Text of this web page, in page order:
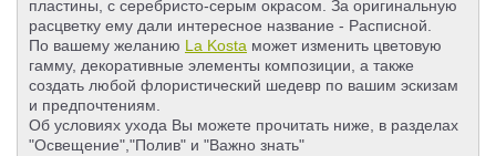
пластины, с серебристо-серым окрасом. За оригинальную
расцветку ему дали интересное название - Расписной.
По вашему желанию La Kosta может изменить цветовую
гамму, декоративные элементы композиции, а также
создать любой флористический шедевр по вашим эскизам
и предпочтениям.
Об условиях ухода Вы можете прочитать ниже, в разделах
"Освещение","Полив" и "Важно знать"